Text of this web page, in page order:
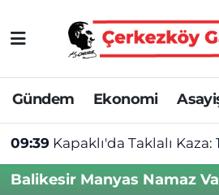
Gündem Ekonomi
09:39 Kapaklı'da Taklalı Kaza:
Balikesir Manyas Namaz
Asayiş
Ekonomi
Gündem
Haber
Tekirdağ Nöbetçi
Tekirdağ Hava Durumu
Tekirdağ Namaz Vakitleri
Tekirdağ Trafik Yoğunluk